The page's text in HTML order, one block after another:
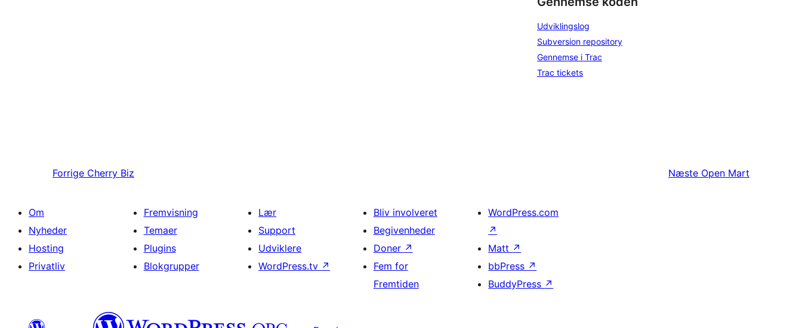
Udviklingslog
Subversion repository
Gennemse i Trac
Trac tickets
Forrige Cherry Biz Næste Open Mart
Om
Nyheder
Hosting
Privatliv
Fremvisning
Temaer
Plugins
Blokgrupper
Lær
Support
Udviklere
WordPress.tv ↗
Bliv involveret
Begivenheder
Doner ↗
Fem for
Fremtiden
WordPress.com
↗
Matt ↗
bbPress ↗
BuddyPress ↗